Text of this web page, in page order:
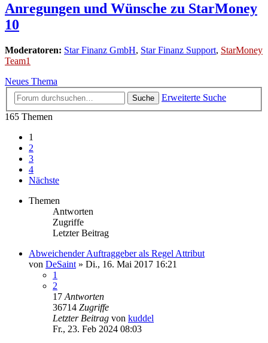
Anregungen und Wünsche zu StarMoney
10
Moderatoren: Star Finanz GmbH, Star Finanz Support, StarMoney
Team1
Neues Thema
Suche
Erweiterte Suche
165 Themen
1
2
3
4
Nächste
Themen
Antworten
Zugriffe
Letzter Beitrag
Abweichender Auftraggeber als Regel Attribut
von DeSaint » Di., 16. Mai 2017 16:21
1
2
17 Antworten
36714 Zugriffe
Letzter Beitrag von kuddel
Fr., 23. Feb 2024 08:03